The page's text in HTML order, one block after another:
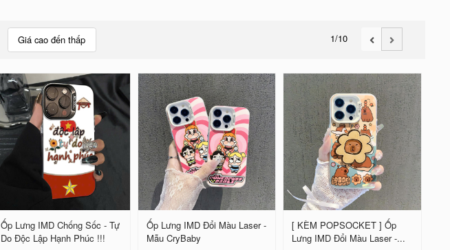
Giá cao đến thấp 1/10
Ốp Lưng IMD Chống Sốc - Tự
Do Độc Lập Hạnh Phúc !!!
Ốp Lưng IMD Đổi Màu Laser -
Mẫu CryBaby
[ KÈM POPSOCKET ] Ốp
Lưng IMD Đổi Màu Laser -...